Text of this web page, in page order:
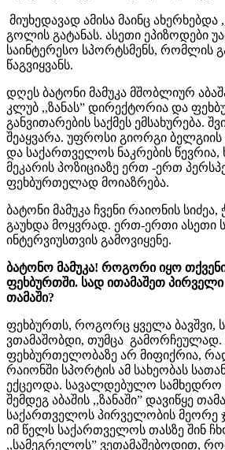
მიუხედავად ამისა მაინც
გოლის გატანას. ასეთი ეპიზოდები
საინტერესო სპორტსმენს, რომლის
წაგვიყვანს.
დღეს ბატონი მამუკა მშობლიურ
კლუბ ,,ზანას” დირექტორია და
განვითარების საქმეს ემსახურება.
შეაყვარა. უფროსი გიორგი ბელგიის
და საქართველოს ნაკრების
მეკარის პოზიციაზე ერთ -ერთ
ფეხბურთელად მოიაზრება.
ბატონი მამუკა ჩვენი რაიონის
გაუხდა მოყვრად. ერთ-ერთი ასეთი
ინტერვიუსთვის გამოვიყენე.
ბატონო მამუკა! როგორი იყო
ფეხბურთში. სად ითამაშეთ
თამაში?
ფეხბურთს, როგორც ყველა ბავშვი,
ვთამაშობდი, თუმცა
ფეხბურთელობაზე არ მიფიქრია,
რაიონში სპორტის ამ სახეობას
ექცეოდა. სავალდებულო სამხედრო
შემდეგ აბაშის ,,ზანაში” დავიწყე
საქართველოს პირველობის მეორე
იმ წელს საქართველოს თასზე შინ
,,სამეგრელოს” ვეთამაშებოდით,